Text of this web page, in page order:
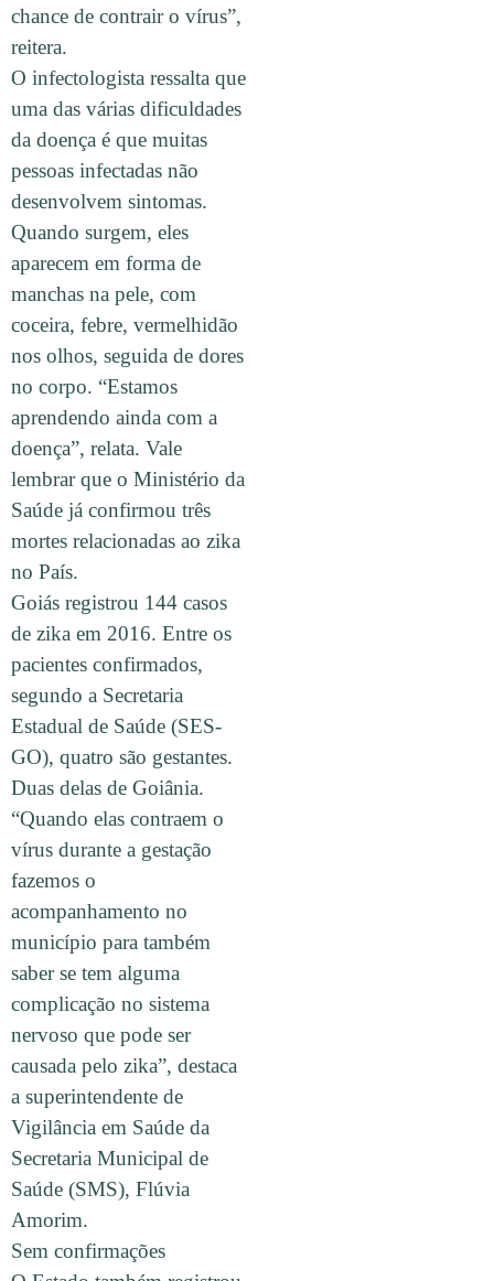
chance de contrair o vírus”,
reitera.
O infectologista ressalta que
uma das várias dificuldades
da doença é que muitas
pessoas infectadas não
desenvolvem sintomas.
Quando surgem, eles
aparecem em forma de
manchas na pele, com
coceira, febre, vermelhidão
nos olhos, seguida de dores
no corpo. “Estamos
aprendendo ainda com a
doença”, relata. Vale
lembrar que o Ministério da
Saúde já confirmou três
mortes relacionadas ao zika
no País.
Goiás registrou 144 casos
de zika em 2016. Entre os
pacientes confirmados,
segundo a Secretaria
Estadual de Saúde (SES-
GO), quatro são gestantes.
Duas delas de Goiânia.
“Quando elas contraem o
vírus durante a gestação
fazemos o
acompanhamento no
município para também
saber se tem alguma
complicação no sistema
nervoso que pode ser
causada pelo zika”, destaca
a superintendente de
Vigilância em Saúde da
Secretaria Municipal de
Saúde (SMS), Flúvia
Amorim.
Sem confirmações